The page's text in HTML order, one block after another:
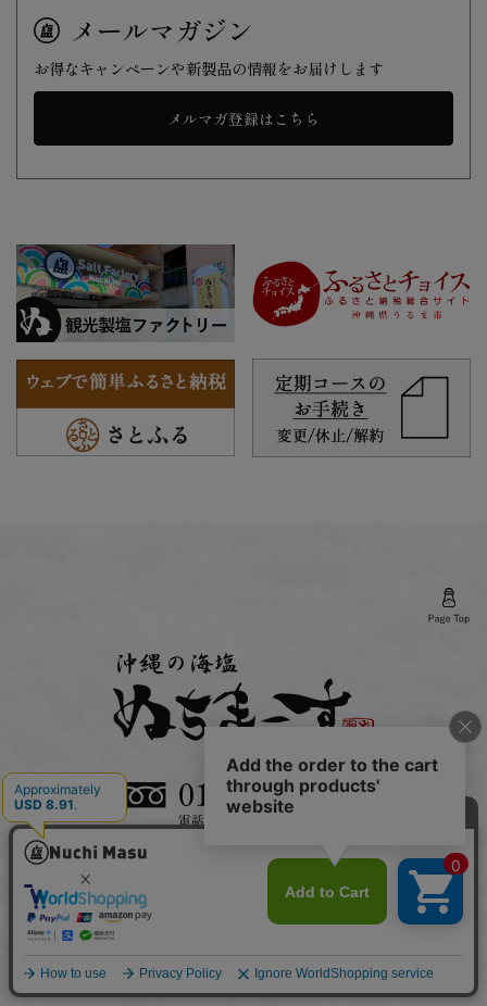
メールマガジン
お得なキャンペーンや新製品の情報をお届けします
メルマガ登録はこちら
お問い合わせフォーム